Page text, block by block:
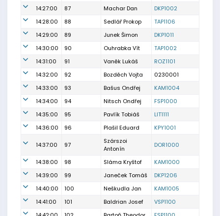
14:27:00
87 Machar Dan
DKP1002
14:28:00
88 Sedlář Prokop
TAP1106
14:29:00
89 Junek Šimon
DKP1011
14:30:00
90 Ouhrabka Vít
TAP1002
14:31:00
91 Vaněk Lukáš
ROZ1101
14:32:00
92 Bozděch Vojta
0230001
14:33:00
93 Bašus Ondřej
KAM1004
14:34:00
94 Nitsch Ondřej
FSP1000
14:35:00
95 Pavlík Tobiáš
LIT1111
14:36:00
96 Plašil Eduard KPY1001
14:37:00 97
Szárszoi
Antonín
DOR1000
14:38:00 98 Sláma Kryštof
KAM1000
14:39:00
99 Janeček Tomáš
DKP1206
14:40:00
100 Neškudla Jan
KAM1005
14:41:00
101 Baldrian Josef
VSP1100